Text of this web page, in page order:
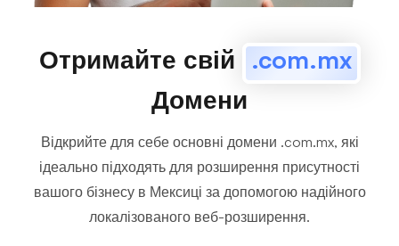
Отримайте свій .com.mx
Домени
Відкрийте для себе основні домени .com.mx, які
ідеально підходять для розширення присутності
вашого бізнесу в Мексиці за допомогою надійного
локалізованого веб-розширення.